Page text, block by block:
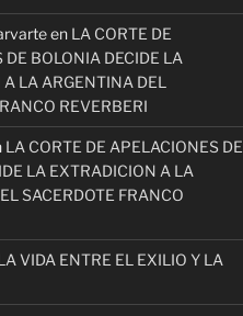
en LA CORTE DE
DE BOLONIA DECIDE LA
LA ARGENTINA DEL
REVERBERI
LA CORTE DE APELACIONES DE
LA EXTRADICION A LA
SACERDOTE FRANCO
VIDA ENTRE EL EXILIO Y LA